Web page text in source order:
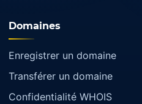
Domaines
Enregistrer un domaine
Transférer un domaine
Confidentialité WHOIS